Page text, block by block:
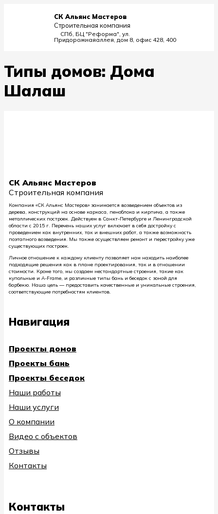
СК Альянс Мастеров
Строительная компания
СПб, БЦ "Реформа", ул.
Придорожнаяаллея, дом 8, офис 428, 400
Типы домов: Дома
Шалаш
СК Альянс Мастеров
Строительная компания
Компания «СК Альянс Мастеров» занимается возведением объектов из
дерева, конструкций на основе каркаса, пеноблока и кирпича, а также
металлических построек. Действуем в Санкт-Петербурге и Ленинградской
области с 2015 г. Перечень наших услуг включает в себя достройку с
проведением как внутренних, так и внешних работ, а также возможность
поэтапного возведения. Мы также осуществляем ремонт и перестройку уже
существующих построек.
Личное отношение к каждому клиенту позволяет нам находить наиболее
подходящие решения как в плане проектирования, так и в отношении
стоимости. Кроме того, мы создаем нестандартные строения, такие как
купольные и A-Frame, и различные типы бань и беседок с зоной для
барбекю. Наша цель — предоставить качественные и уникальные строения,
соответствующие потребностям клиентов.
Навигация
Проекты домов
Проекты бань
Проекты беседок
Наши работы
Наши услуги
О компании
Видео с объектов
Отзывы
Контакты
Контакты